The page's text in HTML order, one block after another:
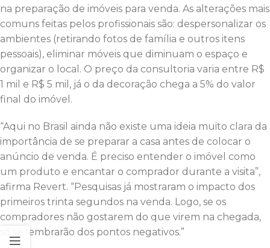
na preparação de imóveis para venda. As alterações mais
comuns feitas pelos profissionais são: despersonalizar os
ambientes (retirando fotos de família e outros itens
pessoais), eliminar móveis que diminuam o espaço e
organizar o local. O preço da consultoria varia entre R$
1 mil e R$ 5 mil, já o da decoração chega a 5% do valor
final do imóvel.
“Aqui no Brasil ainda não existe uma ideia muito clara da
importância de se preparar a casa antes de colocar o
anúncio de venda. É preciso entender o imóvel como
um produto e encantar o comprador durante a visita”,
afirma Revert. “Pesquisas já mostraram o impacto dos
primeiros trinta segundos na venda. Logo, se os
compradores não gostarem do que virem na chegada,
só se lembrarão dos pontos negativos.”